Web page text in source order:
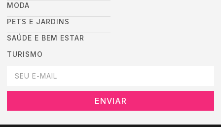
MODA
PETS E JARDINS
SAÚDE E BEM ESTAR
TURISMO
ENVIAR